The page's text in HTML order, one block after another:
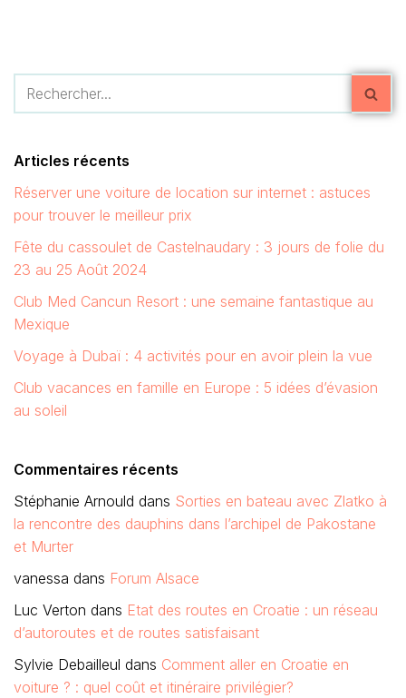
Articles récents
Réserver une voiture de location sur internet : astuces
pour trouver le meilleur prix
Fête du cassoulet de Castelnaudary : 3 jours de folie du
23 au 25 Août 2024
Club Med Cancun Resort : une semaine fantastique au
Mexique
Voyage à Dubaï : 4 activités pour en avoir plein la vue
Club vacances en famille en Europe : 5 idées d’évasion
au soleil
Commentaires récents
Stéphanie Arnould dans Sorties en bateau avec Zlatko à
la rencontre des dauphins dans l’archipel de Pakostane
et Murter
vanessa dans Forum Alsace
Luc Verton dans Etat des routes en Croatie : un réseau
d’autoroutes et de routes satisfaisant
Sylvie Debailleul dans Comment aller en Croatie en
voiture ? : quel coût et itinéraire privilégier?